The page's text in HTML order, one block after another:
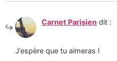
Carnet Parisien dit :
J’espère que tu aimeras !